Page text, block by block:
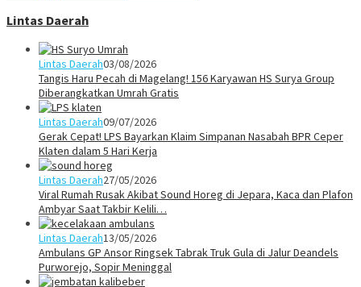
Lintas Daerah
Lintas Daerah03/08/2026
Tangis Haru Pecah di Magelang! 156 Karyawan HS Surya Group
Diberangkatkan Umrah Gratis
Lintas Daerah09/07/2026
Gerak Cepat! LPS Bayarkan Klaim Simpanan Nasabah BPR Ceper
Klaten dalam 5 Hari Kerja
Lintas Daerah27/05/2026
Viral Rumah Rusak Akibat Sound Horeg di Jepara, Kaca dan Plafon
Ambyar Saat Takbir Kelili…
Lintas Daerah13/05/2026
Ambulans GP Ansor Ringsek Tabrak Truk Gula di Jalur Deandels
Purworejo, Sopir Meninggal